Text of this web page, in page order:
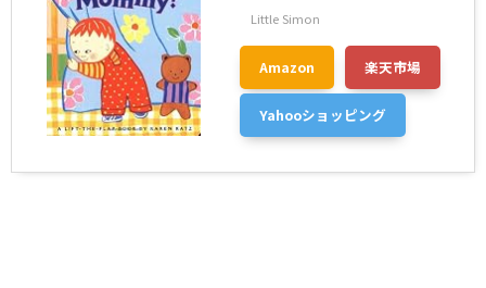
Little Simon
Amazon 楽天市場
Yahooショッピング